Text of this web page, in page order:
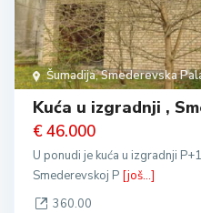
Šumadija,Smederevska
Kuća u izgradnji ,
€ 46.000
U ponudi je kuća u izgradnji
Smederevskoj P [još...]
360.00